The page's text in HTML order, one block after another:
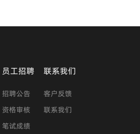
员工招聘
招聘公告
资格审核
笔试成绩
联系我们
客户反馈
联系我们